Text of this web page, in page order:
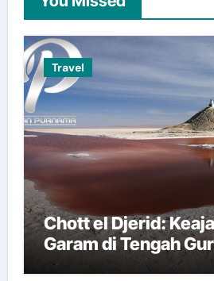
Travel
Chott el Djerid:
Garam di Tengah